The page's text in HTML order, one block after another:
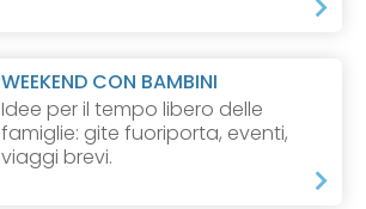
WEEKEND CON BAMBINI
Idee per il tempo libero delle
famiglie: gite fuoriporta, eventi,
viaggi brevi.